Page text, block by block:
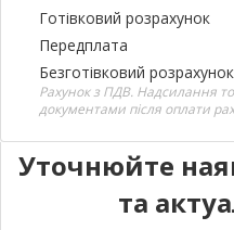
Готівковий розрахунок
Передплата
Безготівковий розрахунок
Рахунок з ПДВ. Надсилання
документами після оплати
Уточнюйте
та